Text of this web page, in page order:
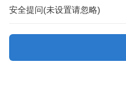
安全提问(未设置请忽略)